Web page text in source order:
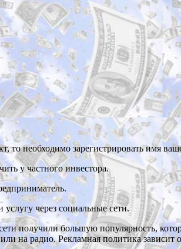
то необходимо зарегистрировать имя
у частного инвестора.
через социальные сети.
получили большую популярность,
на радио. Рекламная политика зависит